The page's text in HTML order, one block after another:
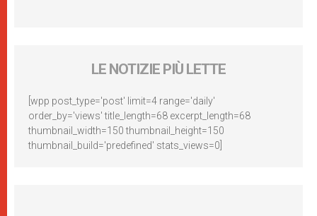
LE NOTIZIE PIÙ LETTE
[wpp post_type='post' limit=4 range='daily'
order_by='views' title_length=68 excerpt_length=68
thumbnail_width=150 thumbnail_height=150
thumbnail_build='predefined' stats_views=0]